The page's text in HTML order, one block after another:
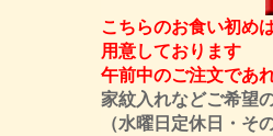
こちらのお食い初め
用意しております
午前中のご注文であ
家紋入れなどご希望
（水曜日定休日・